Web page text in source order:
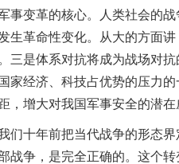
事变革的核心。人类社会的
生革命性变化。从大的方面
三是体系对抗将成为战场对
家经济、科技占优势的压力
增大对我国军事安全的潜在
十年前把当代战争的形态界
战争，是完全正确的。这个